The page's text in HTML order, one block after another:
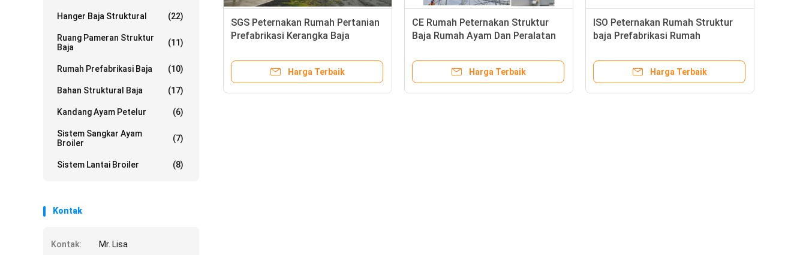
Hanger Baja Struktural (22)
Ruang Pameran Struktur
Baja
(11)
Rumah Prefabrikasi Baja (10)
Bahan Struktural Baja (17)
Kandang Ayam Petelur (6)
Sistem Sangkar Ayam
Broiler
(7)
Sistem Lantai Broiler (8)
Kontak
Kontak:
Mr. Lisa
SGS Peternakan Rumah Pertanian
Prefabrikasi Kerangka Baja
Harga Terbaik
CE Rumah Peternakan Struktur
Baja Rumah Ayam Dan Peralatan
Harga Terbaik
ISO Peternakan Rumah Struktur
baja Prefabrikasi Rumah
Harga Terbaik